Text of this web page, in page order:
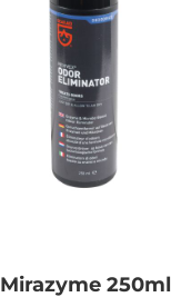
Mirazyme 250ml